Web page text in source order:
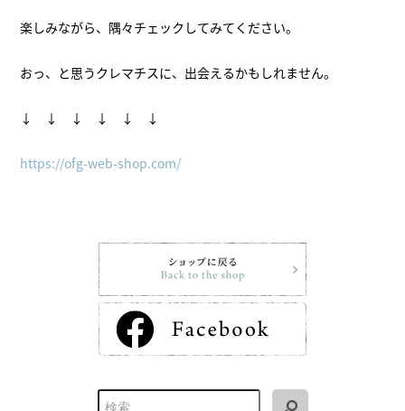
楽しみながら、隅々チェックしてみてください。
おっ、と思うクレマチスに、出会えるかもしれません。
↓ ↓ ↓ ↓ ↓ ↓
https://ofg-web-shop.com/